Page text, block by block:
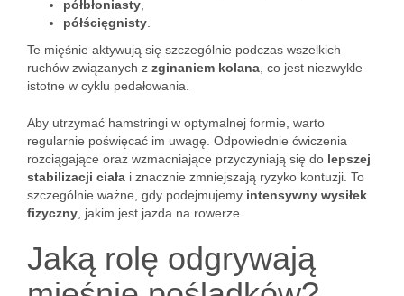
półbłoniasty
półścięgnisty
Te mięśnie aktywują się szczególnie podczas wszelkich
ruchów związanych z zginaniem kolana , co jest niezwykle
istotne w cyklu pedałowania.
Aby utrzymać hamstringi w optymalnej formie, warto
regularnie poświęcać im uwagę. Odpowiednie ćwiczenia
rozciągające oraz wzmacniające przyczyniają się do lepszej
stabilizacji ciała i znacznie zmniejszają ryzyko kontuzji. To
szczególnie ważne, gdy podejmujemy intensywny wysiłek
fizyczny , jakim jest jazda na rowerze.
Jaką rolę odgrywają